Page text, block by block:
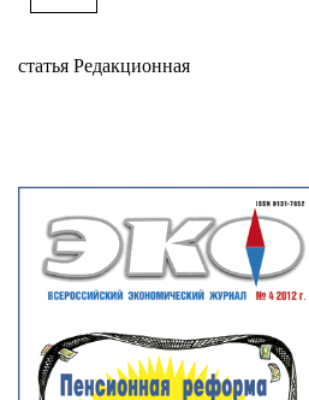
статья Редакционная